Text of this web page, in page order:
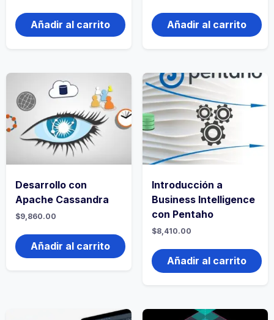
Añadir al carrito Añadir al carrito
Desarrollo con
Apache Cassandra
$9,860.00
Añadir al carrito
Introducción a
Business Intelligence
con Pentaho
$8,410.00
Añadir al carrito